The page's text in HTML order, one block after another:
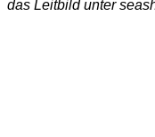
das Leitbild unter